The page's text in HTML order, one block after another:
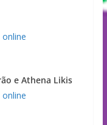
online
e Athena Likis
online